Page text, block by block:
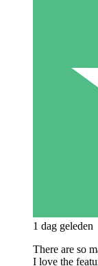
1 dag geleden
There are so
I love the